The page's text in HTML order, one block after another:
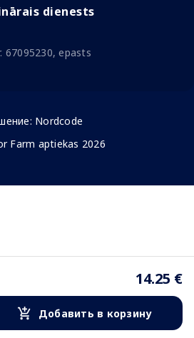
14.25 €
Добавить в корзину
dienests
67095230, epasts
Nordcode
Farm aptiekas 2026